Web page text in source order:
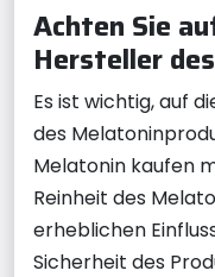
Achten Sie
Hersteller
Es ist wichtig, auf
des
Melatonin kaufen
Reinheit des
erheblichen
Sicherheit des